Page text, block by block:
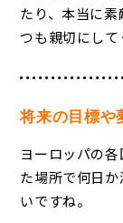
たり、本当に
つも親切にして
将来の目標や
ヨーロッパの
た場所で何日
いですね。